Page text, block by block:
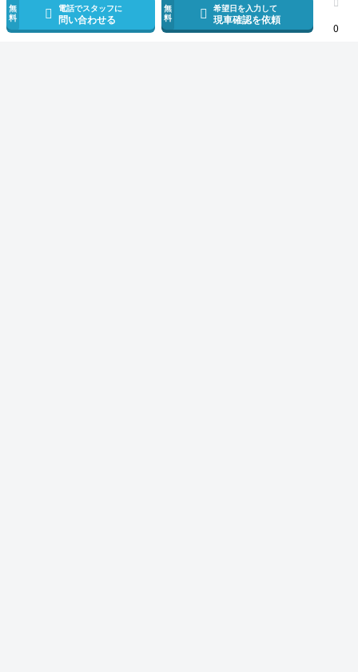
無
料
電話でスタッフに
問い合わせる
無
料
希望日を入力して
現車確認を依頼
0